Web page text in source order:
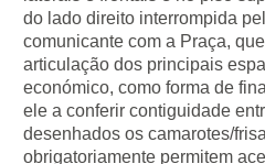
do lado direito interrompida
comunicante com a Praça,
articulação dos principais
económico, como forma de
ele a conferir contiguidade
desenhados os camarotes/
obrigatoriamente permitem